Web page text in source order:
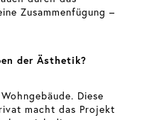
Zusammenfügung –
der Ästhetik?
Diese
macht das Projekt